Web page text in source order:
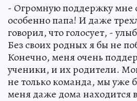
- Огромную поддержку мне
особенно папа! И даже
говорил, что голосует, -
Без своих родных я бы не
Конечно, меня очень
ученики, и их родители.
не только команда, мы уже
меня даже дома находится